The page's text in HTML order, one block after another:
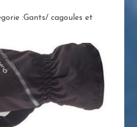
:Gants/ cagoules et